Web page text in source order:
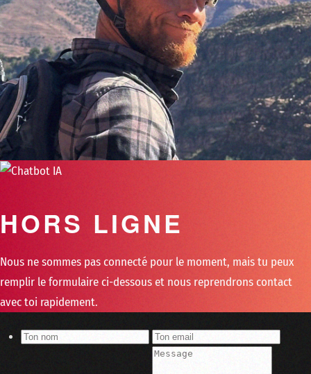
HORS LIGNE
Nous ne sommes pas connecté pour le moment, mais tu peux
remplir le formulaire ci-dessous et nous reprendrons contact
avec toi rapidement.